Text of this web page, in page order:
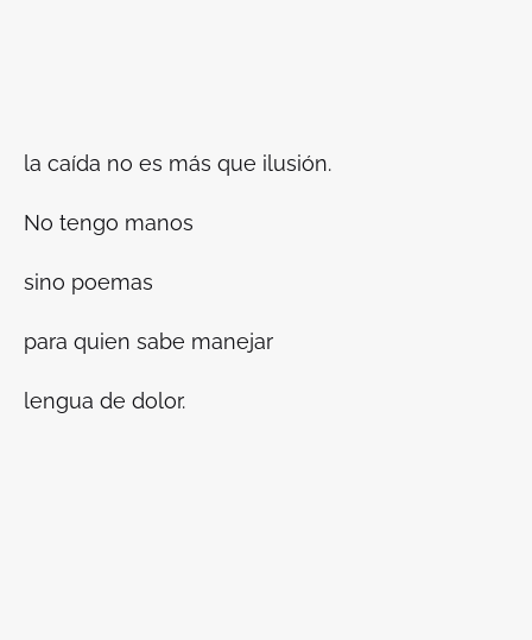
la caída no es más que ilusión.
No tengo manos
sino poemas
para quien sabe manejar
lengua de dolor.